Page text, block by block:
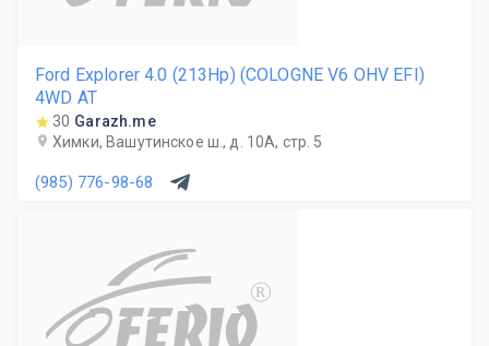
Ford Explorer 4.0 (213Hp) (COLOGNE V6 OHV EFI)
4WD AT
30 Garazh.me
Химки, Вашутинское ш., д. 10А, стр. 5
(985) 776-98-68
R